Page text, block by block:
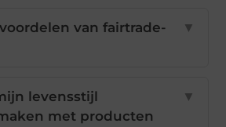
van fairtrade-
▼
levensstijl
met producten
▼